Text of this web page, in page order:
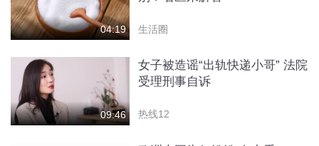
04:19 生活圈
09:46
女子被造谣“出轨快递小哥” 法院
受理刑事自诉
热线12